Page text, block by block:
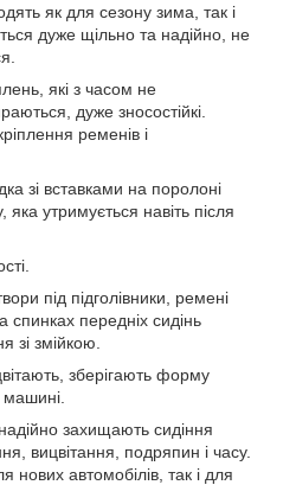
як для сезону зима, так і
дуже щільно та надійно, не
які з часом не
дуже зносостійкі.
ременів і
зі вставками на поролоні
утримується навіть після
під підголівники, ремені
спинках передніх сидінь
зі змійкою.
зберігають форму
захищають сидіння
вицвітання, подряпин і часу.
нових автомобілів, так і для